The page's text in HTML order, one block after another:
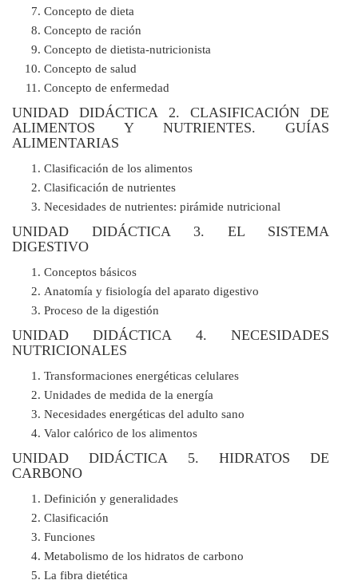
Concepto de dieta
Concepto de ración
Concepto de dietista-nutricionista
Concepto de salud
Concepto de enfermedad
UNIDAD DIDÁCTICA 2. CLASIFICACIÓN DE
ALIMENTOS Y NUTRIENTES. GUÍAS
ALIMENTARIAS
Clasificación de los alimentos
Clasificación de nutrientes
Necesidades de nutrientes: pirámide nutricional
UNIDAD DIDÁCTICA 3. EL SISTEMA
DIGESTIVO
Conceptos básicos
Anatomía y fisiología del aparato digestivo
Proceso de la digestión
UNIDAD DIDÁCTICA 4. NECESIDADES
NUTRICIONALES
Transformaciones energéticas celulares
Unidades de medida de la energía
Necesidades energéticas del adulto sano
Valor calórico de los alimentos
UNIDAD DIDÁCTICA 5. HIDRATOS DE
CARBONO
Definición y generalidades
Clasificación
Funciones
Metabolismo de los hidratos de carbono
La fibra dietética